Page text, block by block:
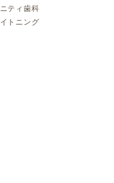
ティ歯科
トニング